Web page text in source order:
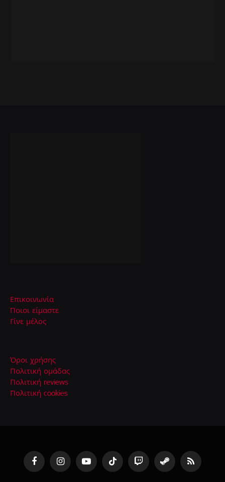
Επικοινωνία
Ποιοι είμαστε
Γίνε μέλος
Όροι χρήσης
Πολιτική ομάδας
Πολιτική reviews
Πολιτική cookies
FacebookInstagramYouTubeTikTok Twitch Steam RSS